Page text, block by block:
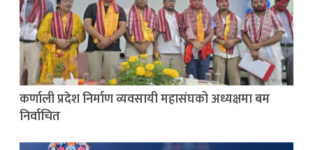
कर्णाली प्रदेश निर्माण व्यवसायी महासंघको अध्यक्षमा बम
निर्वाचित